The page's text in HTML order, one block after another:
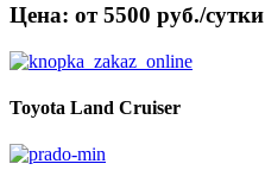
Цена: от 5500 руб./сутки
Toyota Land Cruiser